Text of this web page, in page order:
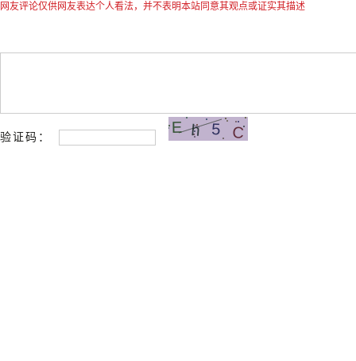
网友评论仅供网友表达个人看法，并不表明本站同意其观点或证实其描述
验证码：